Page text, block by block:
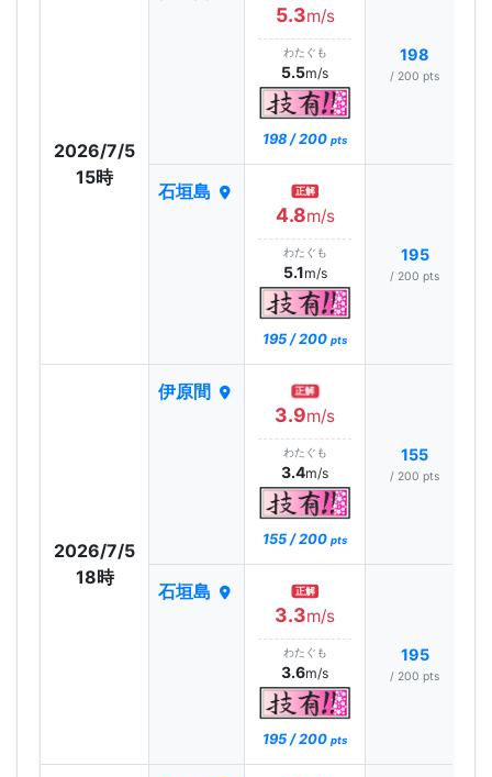
2026/7/5
15時
5.3m/s
わたぐも
5.5m/s
198 / 200 pts
198
/ 200 pts
石垣島 正解
4.8m/s
わたぐも
5.1m/s
195 / 200 pts
195
/ 200 pts
2026/7/5
18時
伊原間 正解
3.9m/s
わたぐも
3.4m/s
155 / 200 pts
155
/ 200 pts
石垣島 正解
3.3m/s
わたぐも
3.6m/s
195 / 200 pts
195
/ 200 pts